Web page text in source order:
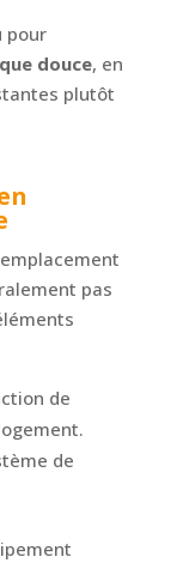
pour
douce, en
plutôt
pas
de
de